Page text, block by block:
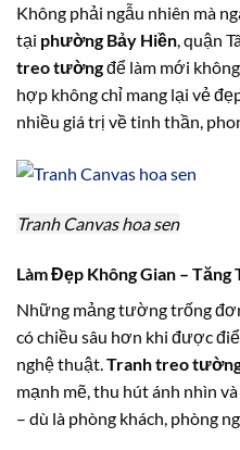
Không phải ngẫu nhiên mà
tại phường Bảy Hiền , quận
treo tườngđể làm mới
hợp không chỉ mang lại vẻ
nhiều giá trị về tinh thần,
Tranh Canvas hoa sen
Làm Đẹp Không Gian – Tăng
Những mảng tường trống
có chiều sâu hơn khi được
nghệ thuật. Tranh treo
mạnh mẽ, thu hút ánh nhìn
– dù là phòng khách, phòng